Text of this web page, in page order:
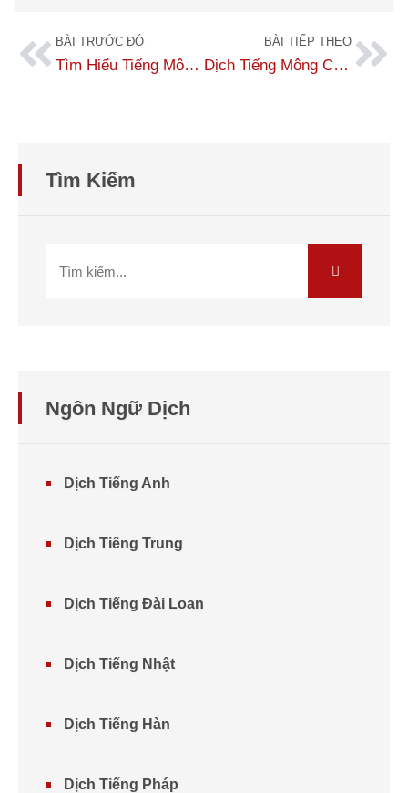
BÀI TRƯỚC ĐÓ
Tìm Hiểu Tiếng Mông Cổ Và Hệ Thống Chữ Viết
BÀI TIẾP THEO
Dịch Tiếng Mông Cổ Sang Tiếng Anh – Translate Mongolian To English
Tìm Kiếm
Ngôn Ngữ Dịch
Dịch Tiếng Anh
Dịch Tiếng Trung
Dịch Tiếng Đài Loan
Dịch Tiếng Nhật
Dịch Tiếng Hàn
Dịch Tiếng Pháp